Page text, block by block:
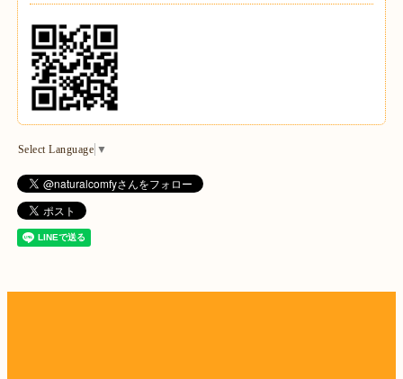
Select Language ▼